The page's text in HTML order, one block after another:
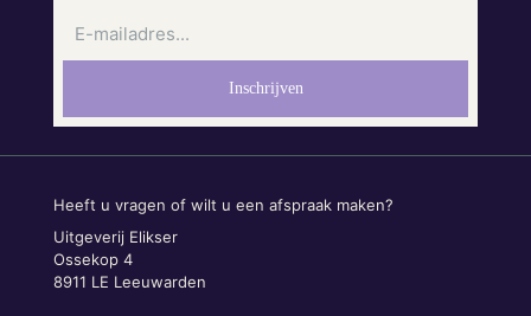
Heeft u vragen of wilt u een afspraak maken?
Uitgeverij Elikser
Ossekop 4
8911 LE Leeuwarden